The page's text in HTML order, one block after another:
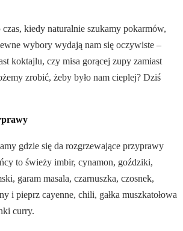
kiedy naturalnie szukamy pokarmów,
wybory wydają nam się oczywiste –
koktajlu, czy misa gorącej zupy zamiast
zrobić, żeby było nam cieplej? Dziś
gdzie się da rozgrzewające przyprawy
to świeży imbir, cynamon, goździki,
garam masala, czarnuszka, czosnek,
i pieprz cayenne, chili, gałka muszkatołowa
curry.